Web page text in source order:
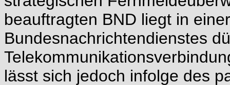
beauftragten BND liegt in
Bundesnachrichtendienstes
lässt sich jedoch infolge des